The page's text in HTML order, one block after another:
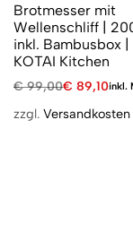
Brotmesser mit
Wellenschliff |
inkl. Bambusbox |
KOTAI Kitchen
€99,00€ 89,10inkl.
zzgl. Versandkosten